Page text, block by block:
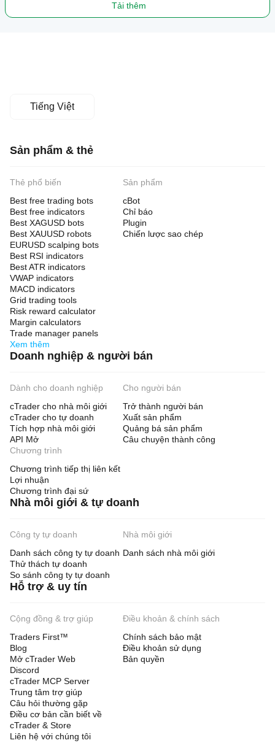
Tải thêm
Tiếng Việt
Sản phẩm & thẻ
Thẻ phổ biến
Best free trading bots
Best free indicators
Best XAGUSD bots
Best XAUUSD robots
EURUSD scalping bots
Best RSI indicators
Best ATR indicators
VWAP indicators
MACD indicators
Grid trading tools
Risk reward calculator
Margin calculators
Trade manager panels
Xem thêm
Sản phẩm
cBot
Chỉ báo
Plugin
Chiến lược sao chép
Doanh nghiệp & người bán
Dành cho doanh nghiệp
cTrader cho nhà môi giới
cTrader cho tự doanh
Tích hợp nhà môi giới
API Mở
Cho người bán
Trở thành người bán
Xuất sản phẩm
Quảng bá sản phẩm
Câu chuyện thành công
Chương trình
Chương trình tiếp thị liên kết
Lợi nhuận
Chương trình đại sứ
Nhà môi giới & tự doanh
Công ty tự doanh
Danh sách công ty tự doanh
Thử thách tự doanh
So sánh công ty tự doanh
Nhà môi giới
Danh sách nhà môi giới
Hỗ trợ & uy tín
Cộng đồng & trợ giúp
Traders First™
Blog
Mở cTrader Web
Discord
cTrader MCP Server
Trung tâm trợ giúp
Câu hỏi thường gặp
Điều cơ bản cần biết về
cTrader & Store
Liên hệ với chúng tôi
Điều khoản & chính sách
Chính sách bảo mật
Điều khoản sử dụng
Bản quyền